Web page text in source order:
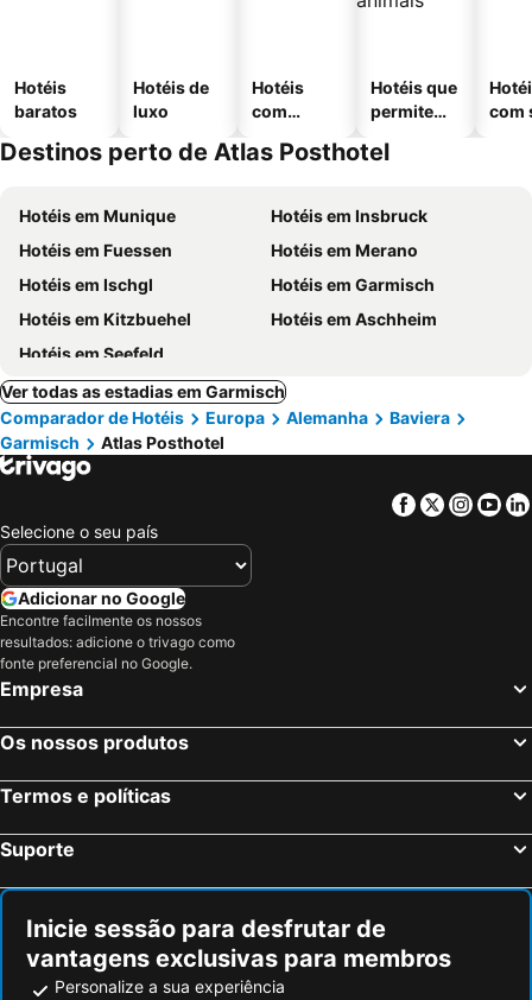
Hotéis
baratos
Hotéis de
luxo
Hotéis
com
Hotéis que
permitem
com
Destinos perto de Atlas Posthotel
Hotéis em Munique
Hotéis em Insbruck
Hotéis em Fuessen
Hotéis em Merano
Hotéis em Ischgl
Hotéis em Garmisch
Hotéis em Kitzbuehel
Hotéis em Aschheim
Hotéis em Seefeld
Ver todas as estadias em Garmisch
Comparador de Hotéis
Europa Alemanha
Baviera
Garmisch
Atlas Posthotel
Facebook
Twitter
Selecione o seu país
Adicionar no Google
Encontre facilmente os nossos
resultados: adicione o trivago como
fonte preferencial no Google.
Empresa
Os nossos produtos
Termos e políticas
Suporte
Inicie sessão para desfrutar de
vantagens exclusivas para membros
Personalize a sua experiência